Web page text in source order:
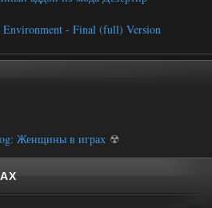
Environment - Final (full) Version
Женщины в играх ☢